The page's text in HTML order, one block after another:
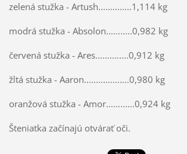
zelená stužka - Artush..............1,114 kg
modrá stužka - Absolon...........0,982 kg
červená stužka - Ares..............0,912 kg
žltá stužka - Aaron...................0,980 kg
oranžová stužka - Amor............0,924 kg
Šteniatka začínajú otvárať oči.